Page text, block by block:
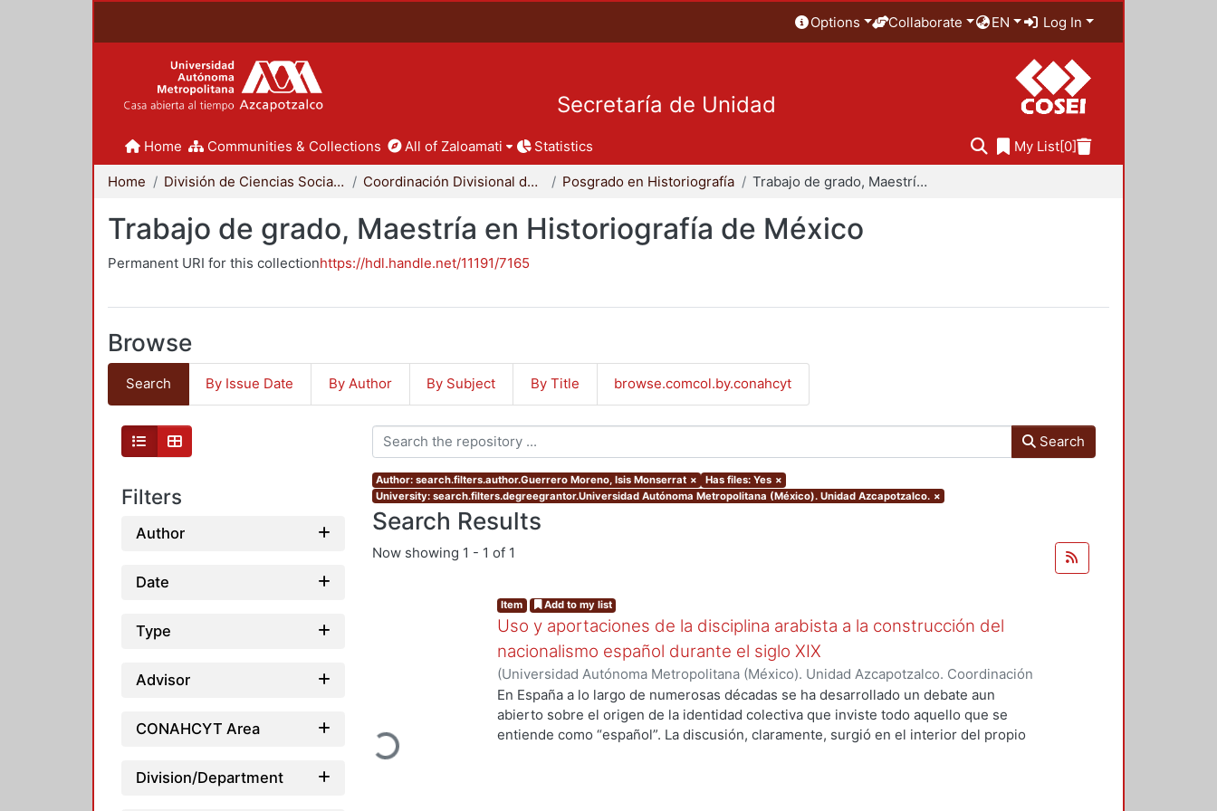
Options Collaborate EN Log In
Secretaría de Unidad
Home Communities & Collections All of Zaloamati Statistics My List[0]
Home División de Ciencias Sociales y Humanidades Coordinación Divisional de Posgrado Posgrado en Historiografía Trabajo de grado, Maestría en Historiografía de México
Trabajo de grado, Maestría en Historiografía de México
Permanent URI for this collectionhttps://hdl.handle.net/11191/7165
Browse
Search By Issue Date By Author By Subject By Title browse.comcol.by.conahcyt
Filters
Author
Date
Type
Advisor
CONAHCYT Area
Division/Department
Search
Author: search.filters.author.Guerrero Moreno, Isis Monserrat × Has files: Yes ×
University: search.filters.degreegrantor.Universidad Autónoma Metropolitana (México). Unidad Azcapotzalco. ×
Search Results
Now showing 1 - 1 of 1
Loading...
Item Add to my list
Uso y aportaciones de la disciplina arabista a la construcción del
nacionalismo español durante el siglo XIX
(Universidad Autónoma Metropolitana (México). Unidad Azcapotzalco. Coordinación
de Servicios de Información.,2015-09)Guerrero Moreno, Isis Monserrat
En España a lo largo de numerosas décadas se ha desarrollado un debate aun
abierto sobre el origen de la identidad colectiva que inviste todo aquello que se
entiende como “español”. La discusión, claramente, surgió en el interior del propio